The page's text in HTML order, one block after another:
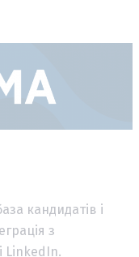
кандидатів і
з
LinkedIn.